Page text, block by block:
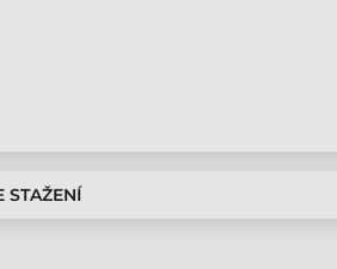
STAŽENÍ